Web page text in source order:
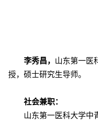
李秀昌， 山东第一医
授，硕士研究生导师。
社会兼职：
山东第一医科大学中